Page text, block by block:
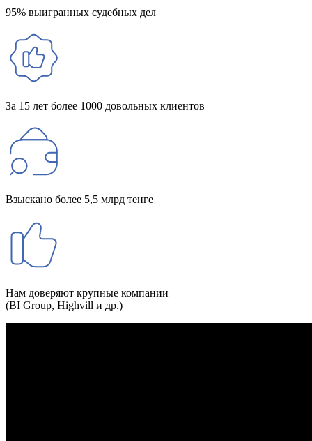
95% выигранных судебных дел
За 15 лет более 1000 довольных клиентов
Взыскано более 5,5 млрд тенге
Нам доверяют крупные компании
(BI Group, Highvill и др.)